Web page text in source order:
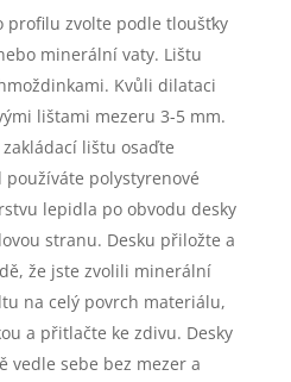
profilu zvolte podle tloušťky
minerální vaty. Lištu
Kvůli dilataci
lištami mezeru 3-5 mm.
zakládací lištu osaďte
polystyrenové
lepidla po obvodu desky
stranu. Desku přiložte a
že jste zvolili minerální
na celý povrch materiálu,
a přitlačte ke zdivu. Desky
vedle sebe bez mezer a